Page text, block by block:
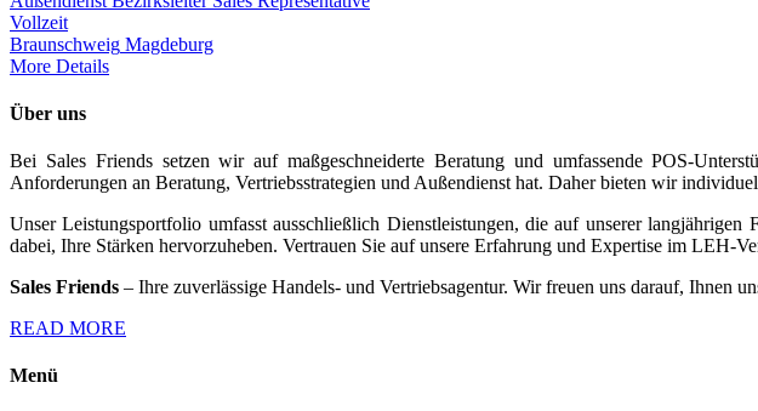
Vollzeit
Braunschweig Magdeburg
More Details
Über uns
Bei Sales Friends setzen wir auf maßgeschneiderte Beratung und umfassende POS-
Anforderungen an Beratung, Vertriebsstrategien und Außendienst hat. Daher bieten wir
Unser Leistungsportfolio umfasst ausschließlich Dienstleistungen, die auf unserer
dabei, Ihre Stärken hervorzuheben. Vertrauen Sie auf unsere Erfahrung und Expertise im LEH-
Sales Friends – Ihre zuverlässige Handels- und Vertriebsagentur. Wir freuen uns darauf, Ihnen
READ MORE
Menü